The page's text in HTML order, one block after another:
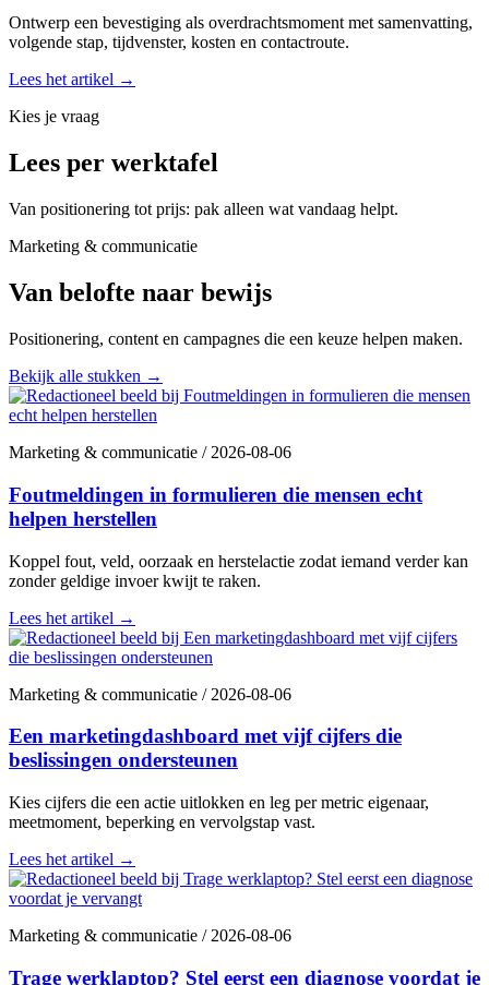
Ontwerp een bevestiging als overdrachtsmoment met samenvatting,
volgende stap, tijdvenster, kosten en contactroute.
Lees het artikel →
Kies je vraag
Lees per werktafel
Van positionering tot prijs: pak alleen wat vandaag helpt.
Marketing & communicatie
Van belofte naar bewijs
Positionering, content en campagnes die een keuze helpen maken.
Bekijk alle stukken →
Marketing & communicatie /2026-08-06
Foutmeldingen in formulieren die mensen echt
helpen herstellen
Koppel fout, veld, oorzaak en herstelactie zodat iemand verder kan
zonder geldige invoer kwijt te raken.
Lees het artikel →
Marketing & communicatie /2026-08-06
Een marketingdashboard met vijf cijfers die
beslissingen ondersteunen
Kies cijfers die een actie uitlokken en leg per metric eigenaar,
meetmoment, beperking en vervolgstap vast.
Lees het artikel →
Marketing & communicatie /2026-08-06
Trage werklaptop? Stel eerst een diagnose voordat je